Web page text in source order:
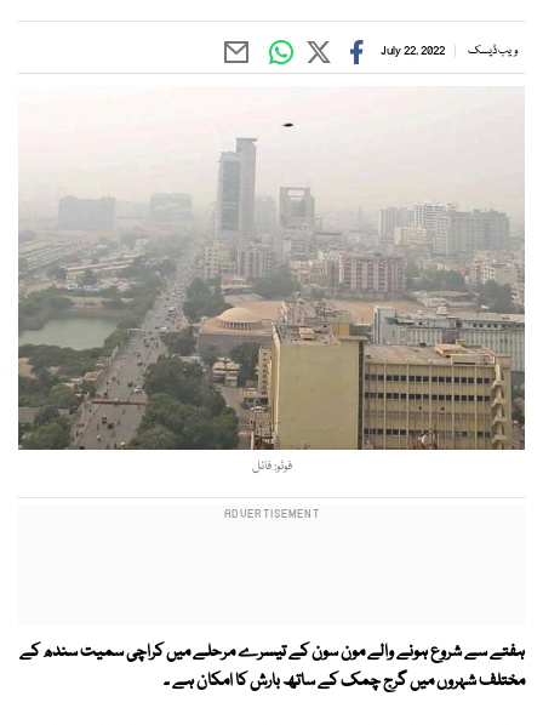
ویب ڈیسک July 22, 2022
فوٹو: فائل
ہفتے سے شروع ہونے والے مون سون کے تیسرے مرحلے میں کراچی سمیت سندھ کے
مختلف شہروں میں گرج چمک کے ساتھ بارش کا امکان ہے ۔